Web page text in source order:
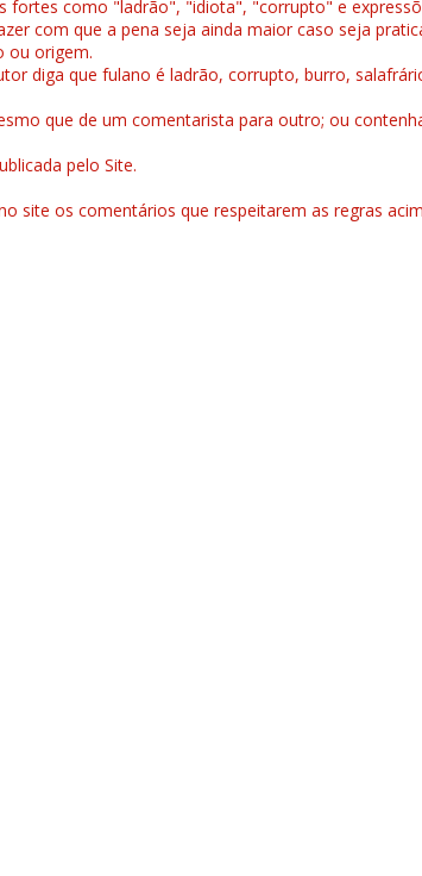
fortes como "ladrão", "idiota", "corrupto" e
com que a pena seja ainda maior caso seja
ou origem.
diga que fulano é ladrão, corrupto, burro,
que de um comentarista para outro; ou
pelo Site.
site os comentários que respeitarem as regras